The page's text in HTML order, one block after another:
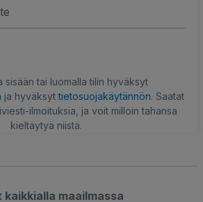
sisään tai luomalla tilin hyväksyt
ja hyväksyttietosuojakäytännön. Saatat
ilmoituksia, ja voit milloin tahansa
kieltäytyä niistä.
maailmassa